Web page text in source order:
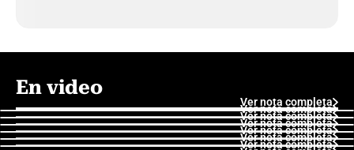
En video
Ver nota completa
Ver nota completa
Ver nota completa
Ver nota completa
Ver nota completa
Ver nota completa
Ver nota completa